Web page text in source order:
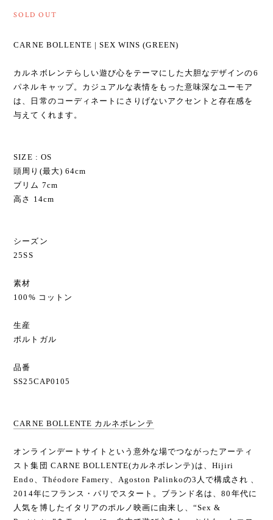
SOLD OUT
CARNE BOLLENTE | SEX WINS (GREEN)
カルネボレンテらしい遊び心をテーマにした大胆なデザインの6
パネルキャップ。カジュアルな表情をもった意味深なユーモア
は、日常のコーディネートにさりげないアクセントと存在感を
与えてくれます。
SIZE : OS
頭周り(最大) 64cm
ブリム 7cm
高さ 14cm
シーズン
25SS
素材
100% コットン
生産
ポルトガル
品番
SS25CAP0105
CARNE BOLLENTE カルネボレンテ
オンラインデートサイトという意外な場でつながったアーティ
スト集団 CARNE BOLLENTE(カルネボレンテ)は、Hijiri
Endo、Théodore Famery、Agoston Palinkoの3人で構成され 、
2014年にフランス・パリでスタート。ブランド名は、80年代に
人気を博したイタリアのポルノ映画に由来し、“Sex &